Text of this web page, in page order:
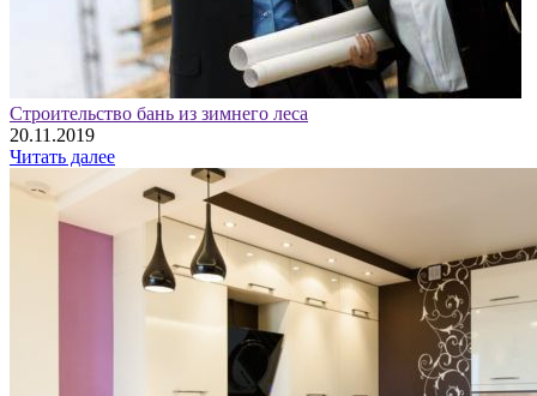
Строительство бань из зимнего леса
20.11.2019
Читать далее